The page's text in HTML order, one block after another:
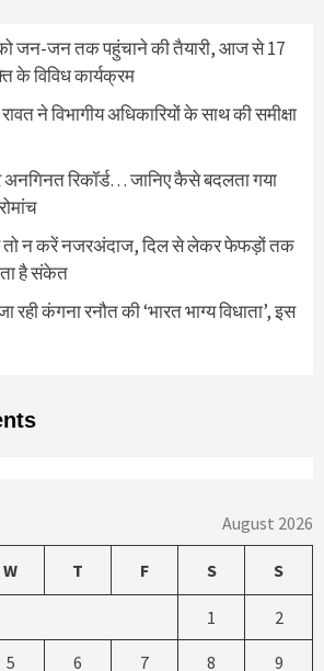
को जन-जन तक पहुंचाने की तैयारी, आज से 17
के विविध कार्यक्रम
ने विभागीय अधिकारियों के साथ की समीक्षा
रिकॉर्ड… जानिए कैसे बदलता गया
तो न करें नजरअंदाज, दिल से लेकर फेफड़ों तक
है संकेत
कंगना रनौत की ‘भारत भाग्य विधाता’, इस
August 2026
W T F S S
1 2
5 6 7 8 9